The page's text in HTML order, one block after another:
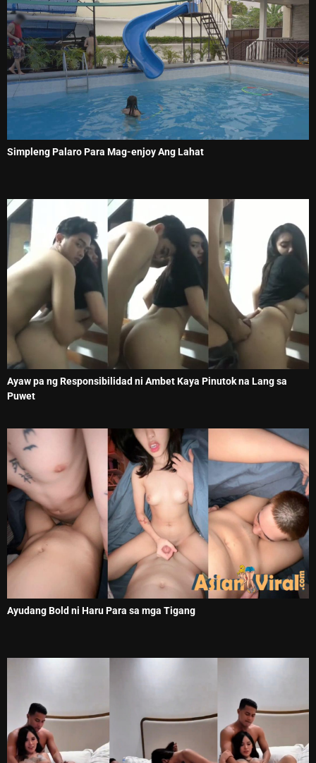
Simpleng Palaro Para Mag-enjoy Ang Lahat
Ayaw pa ng Responsibilidad ni Ambet Kaya Pinutok na Lang sa
Puwet
Ayudang Bold ni Haru Para sa mga Tigang